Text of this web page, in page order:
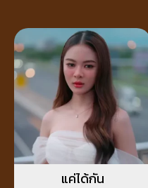
แค่ได้กัน